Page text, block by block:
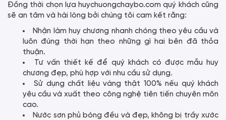
Đồng thời chọn lựa huychuongchaybo.com quý khách cũng
sẽ an tâm và hài lòng bởi chúng tôi cam kết rằng:
Nhận làm huy chương nhanh chóng theo yêu cầu và
luôn đúng thời hạn theo những gì hai bên đã thỏa
thuận.
Tư vấn thiết kế để quý khách có được mẫu huy
chương đẹp, phù hợp với nhu cầu sử dụng.
Sử dụng chất liệu vàng thật 100% nếu quý khách
yêu cầu và xuất theo công nghệ tiên tiến chuyên môn
cao.
Nước sơn phủ bóng đều và đẹp, không bị trầy xước